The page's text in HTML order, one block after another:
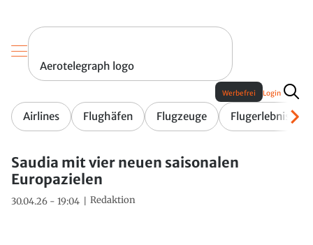
Aerotelegraph logo
Airlines Flughäfen Flugzeuge Flugerlebnis
Werbefrei Login
Saudia mit vier neuen saisonalen
Europazielen
30.04.26 - 19:04 Redaktion